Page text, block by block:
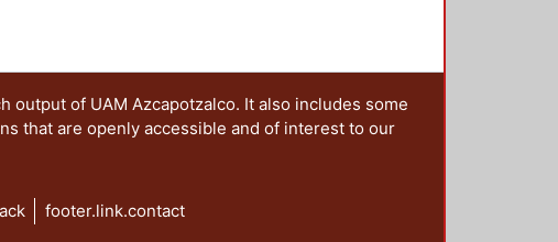
of UAM Azcapotzalco. It also includes some
that are openly accessible and of interest to our
footer.link.contact